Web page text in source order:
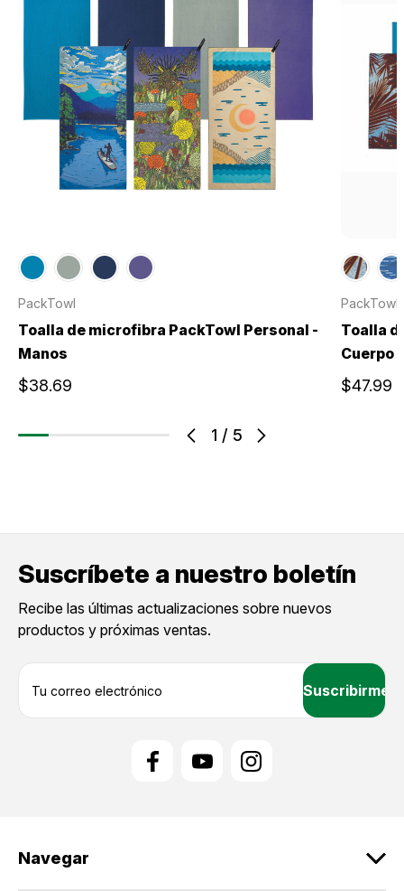
1 / 5
PackTowl
Toalla de microfibra PackTowl Personal -
Manos
$38.69
PackTowl
Toalla
Cuerpo
$47.99
Suscríbete a nuestro boletín
Recibe las últimas actualizaciones sobre nuevos
productos y próximas ventas.
e
Navegar